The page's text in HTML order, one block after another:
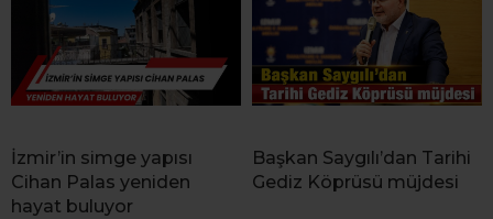
İzmir’in simge yapısı
Cihan Palas yeniden
hayat buluyor
Başkan Saygılı’dan Tarihi
Gediz Köprüsü müjdesi